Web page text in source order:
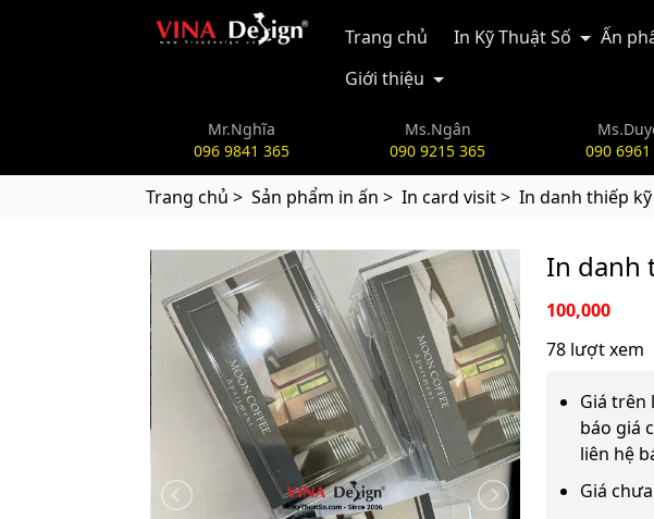
vinadesign.vn
Trang chủ In Kỹ Thuật Số Ấn
Giới thiệu
Mr.Nghĩa
096 9841 365
Ms.Ngân
090 9215 365
090
Trang chủ > Sản phẩm in ấn > In card visit > In danh thiếp
In danh
100,000
78 lượt xem
Giá trên
báo giá
liên hệ
Giá